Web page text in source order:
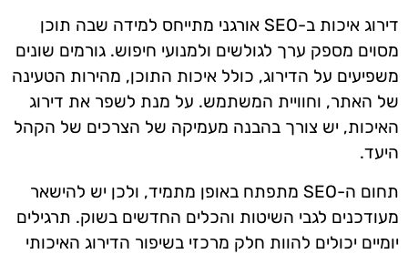
דירוג איכות ב-SEO אורגני מתייחס למידה שבה תוכן
מסוים מספק ערך לגולשים ולמנועי חיפוש. גורמים שונים
משפיעים על הדירוג, כולל איכות התוכן, מהירות הטעינה
של האתר, וחוויית המשתמש. על מנת לשפר את דירוג
האיכות, יש צורך בהבנה מעמיקה של הצרכים של הקהל
היעד.
תחום ה-SEO מתפתח באופן מתמיד, ולכן יש להישאר
מעודכנים לגבי השיטות והכלים החדשים בשוק. תרגילים
יומיים יכולים להוות חלק מרכזי בשיפור הדירוג האיכותי